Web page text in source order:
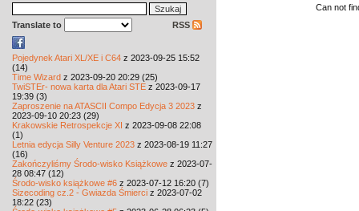
Translate to RSS
Pojedynek Atari XL/XE i C64 z 2023-09-25 15:52
(14)
Time Wizard z 2023-09-20 20:29 (25)
TwiSTEr- nowa karta dla Atari STE z 2023-09-17
19:39 (3)
Zaproszenie na ATASCII Compo Edycja 3 2023 z
2023-09-10 20:23 (29)
Krakowskie Retrospekcje XI z 2023-09-08 22:08
(1)
Letnia edycja Silly Venture 2023 z 2023-08-19 11:27
(16)
Zakończyliśmy Środo-wisko Książkowe z 2023-07-
28 08:47 (12)
Środo-wisko książkowe #6 z 2023-07-12 16:20 (7)
Sizecoding cz.2 - Gwiazda Śmierci z 2023-07-02
18:22 (23)
Can not